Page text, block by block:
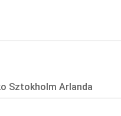
Sztokholm Arlanda